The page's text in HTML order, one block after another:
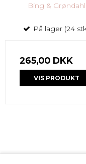
Bing & Grøndahl
På lager (24
265,00 DKK
VIS PRODUKT